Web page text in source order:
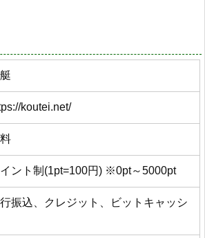
koutei.net/
ント制(1pt=100円) ※0pt～5000pt
振込、クレジット、ビットキャッシ